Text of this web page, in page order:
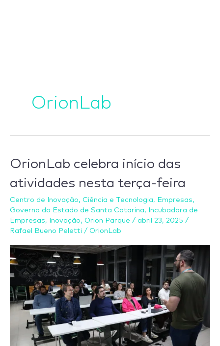
OrionLab
OrionLab celebra início das
atividades nesta terça-feira
Centro de Inovação, Ciência e Tecnologia, Empresas,
Governo do Estado de Santa Catarina, Incubadora de
Empresas, Inovação, Orion Parque / abril 23, 2025 /
Rafael Bueno Peletti / OrionLab
OrionLab
início
das
atividades
nesta
feira